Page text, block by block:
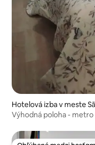
Hotelová izba v meste
Výhodná poloha -